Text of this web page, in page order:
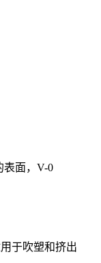
表面，V-0
于吹塑和挤出